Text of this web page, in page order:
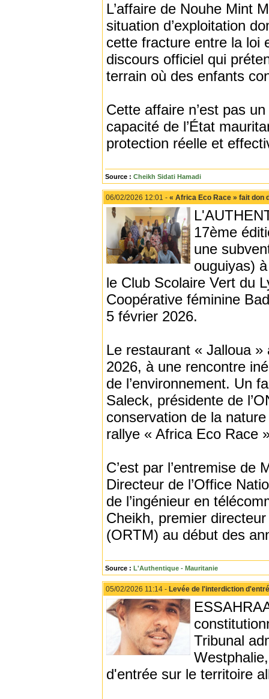
L’affaire de Nouhe Mint
situation d’exploitation
cette fracture entre la loi
discours officiel qui
terrain où des enfants
Cette affaire n’est pas
capacité de l’État
protection réelle et
Source : Cheikh Sidati Hamadi
06/02/2026 12:01 - « Africa Eco Race » fait don
17ème
une
ouguiyas)
le Club Scolaire Vert du
Coopérative féminine
5 février 2026.
Le restaurant « Jalloua
2026, à une rencontre
de l’environnement. Un
Saleck, présidente de
conservation de la
rallye « Africa Eco Race
C’est par l’entremise
Directeur de l’Office
de l’ingénieur en
Cheikh, premier
(ORTM) au début des
Source : L'Authentique - Mauritanie
05/02/2026 11:14 - Levée de l'interdiction
Tribunal
d'entrée sur le territoire